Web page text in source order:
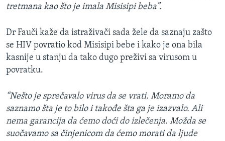
tretmana kao što je imala Misisipi beba”.
Dr Fauči kaže da istraživači sada žele da saznaju zašto
se HIV povratio kod Misisipi bebe i kako je ona bila
kasnije u stanju da tako dugo preživi sa virusom u
povratku.
“Nešto je sprečavalo virus da se vrati. Moramo da
saznamo šta je to bilo i takođe šta ga je izazvalo. Ali
nema garancija da ćemo doći do izlečenja. Možda se
suočavamo sa činjenicom da ćemo morati da ljude